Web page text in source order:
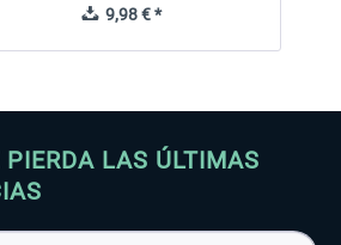
9,98 € *
PIERDA LAS ÚLTIMAS